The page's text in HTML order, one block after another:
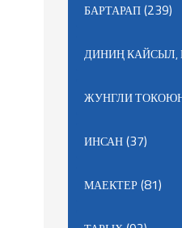
БАРТАРАП(239)
ДИНИҢ КАЙСЫЛ,
ЖУНГЛИ
ИНСАН(37)
МАЕКТЕР(81)